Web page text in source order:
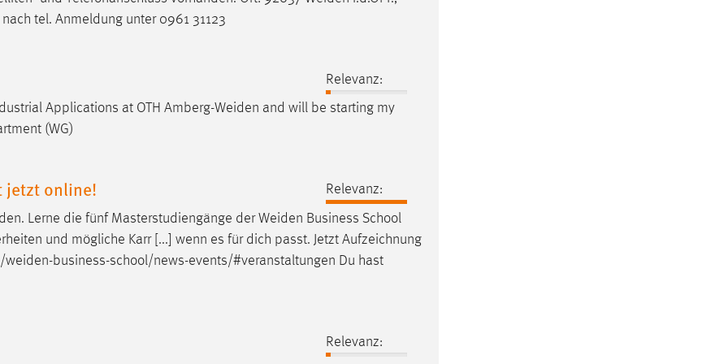
tel. Anmeldung unter 0961 31123
Relevanz:
Applications at OTH Amberg-Weiden and will be starting my
(WG)
jetzt online!
Relevanz:
Lerne die fünf Masterstudiengänge derWeiden Business School
und mögliche Karr [...] wenn es für dich passt. Jetzt Aufzeichnung
business-school/news-events/#veranstaltungen Du hast
Relevanz: